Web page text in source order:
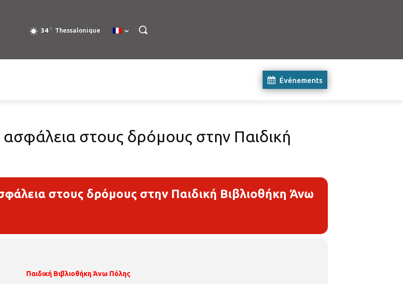
34 C Thessalonique
Événements
στους δρόμους στην Παιδική
στους δρόμους στην Παιδική Βιβλιοθήκη Άνω
Παιδική Βιβλιοθήκη Άνω Πόλης